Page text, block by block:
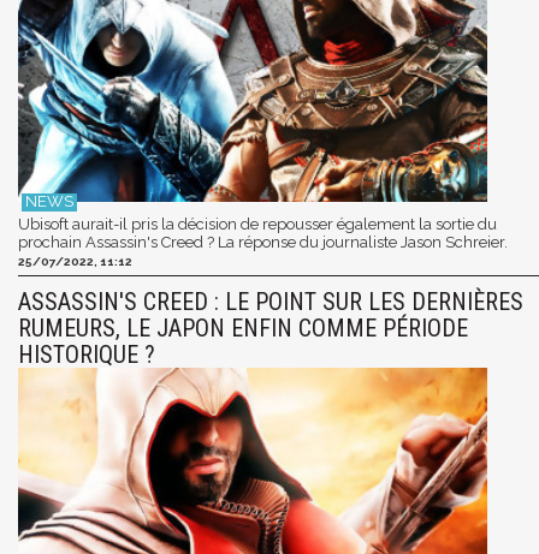
Ubisoft aurait-il pris la décision de repousser également la sortie du
prochain Assassin's Creed ? La réponse du journaliste Jason Schreier.
25/07/2022, 11:12
ASSASSIN'S CREED : LE POINT SUR LES DERNIÈRES
RUMEURS, LE JAPON ENFIN COMME PÉRIODE
HISTORIQUE ?